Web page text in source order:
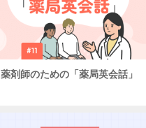
薬剤師のための「薬局英会話」